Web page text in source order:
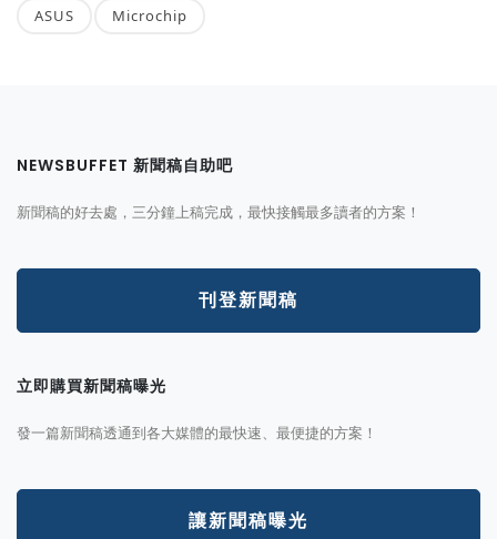
ASUS Microchip
NEWSBUFFET 新聞稿自助吧
新聞稿的好去處，三分鐘上稿完成，最快接觸最多讀者的方案！
刊登新聞稿
立即購買新聞稿曝光
發一篇新聞稿透通到各大媒體的最快速、最便捷的方案！
讓新聞稿曝光